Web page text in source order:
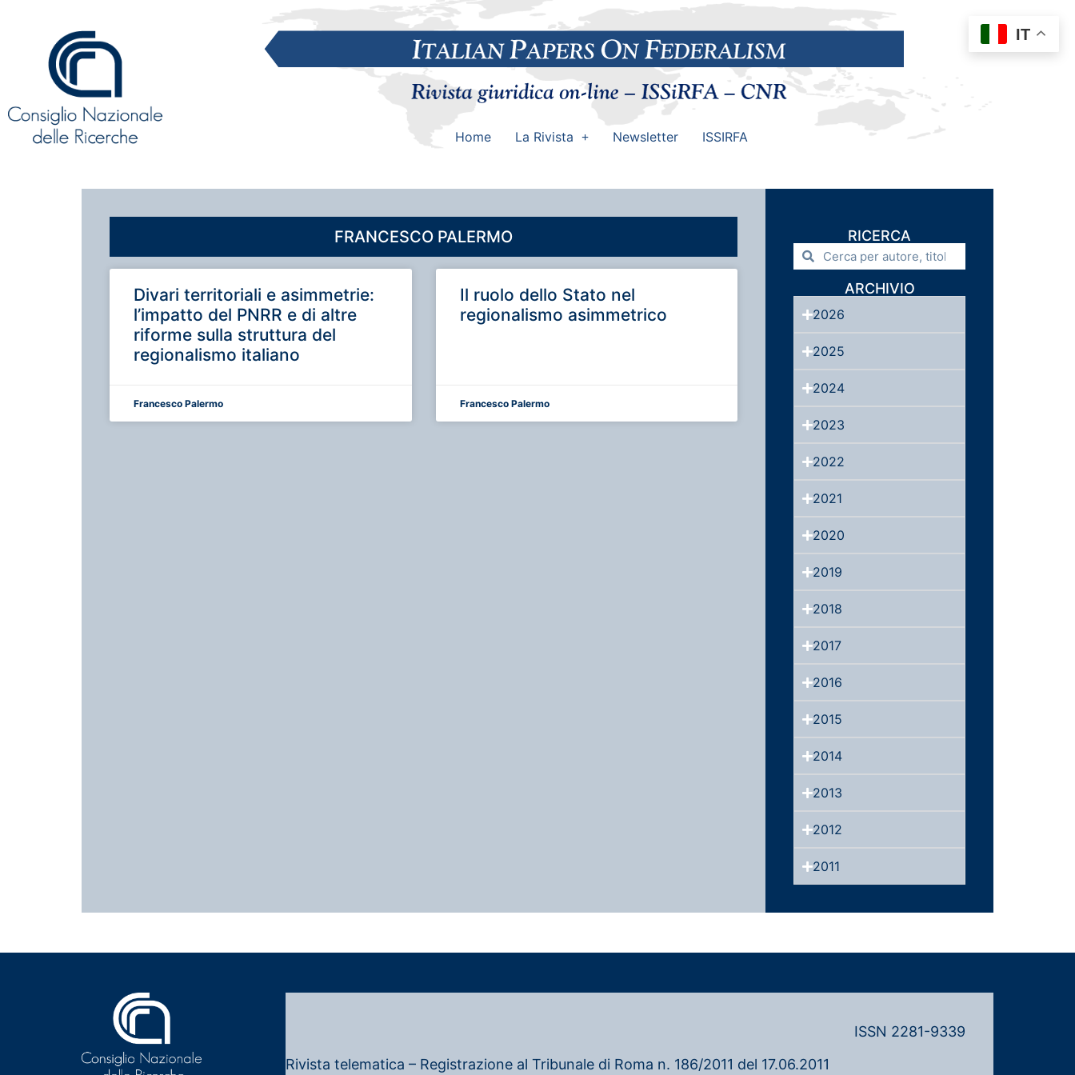
Home La Rivista Newsletter ISSIRFA
FRANCESCO PALERMO
Divari territoriali e asimmetrie:
l’impatto del PNRR e di altre
riforme sulla struttura del
regionalismo italiano
Francesco Palermo
Il ruolo dello Stato nel
regionalismo asimmetrico
Francesco Palermo
RICERCA
ARCHIVIO
2026
2025
2024
2023
2022
2021
2020
2019
2018
2017
2016
2015
2014
2013
2012
2011
Rivista telematica – Registrazione al Tribunale di Roma n. 186/2011 del 17.06.2011
ISSN 2281-9339
IT